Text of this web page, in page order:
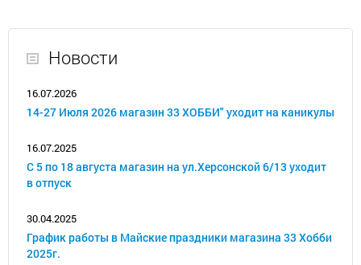
Новости
16.07.2026
14-27 Июля 2026 магазин 33 ХОББИ" уходит на каникулы
16.07.2025
С 5 по 18 августа магазин на ул.Херсонской 6/13 уходит
в отпуск
30.04.2025
График работы в Майские праздники магазина 33 Хобби
2025г.